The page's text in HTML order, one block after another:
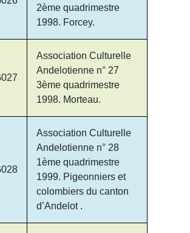
2ème quadrimestre
1998. Forcey.
Association Culturelle
Andelotienne n° 27
3ème quadrimestre
1998. Morteau.
Association Culturelle
Andelotienne n° 28
1ème quadrimestre
1999. Pigeonniers et
colombiers du canton
d’Andelot .